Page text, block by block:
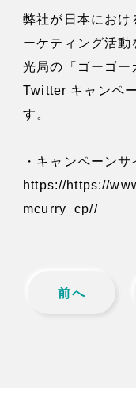
News
お知らせ
Contact
弊社が日本におけ
ーケティング活
光局の「ゴーゴー
Twitter キャンペ
す。
・キャンペーンサ
https://https://
mcurry_cp//
前へ